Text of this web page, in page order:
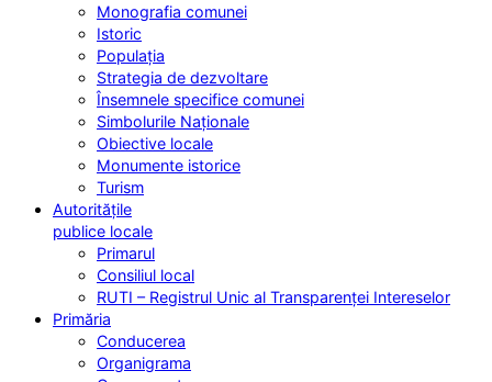
Monografia comunei
Istoric
Populația
Strategia de dezvoltare
Însemnele specifice comunei
Simbolurile Naționale
Obiective locale
Monumente istorice
Turism
Autoritățile
publice locale
Primarul
Consiliul local
RUTI – Registrul Unic al Transparenței Intereselor
Primăria
Conducerea
Organigrama